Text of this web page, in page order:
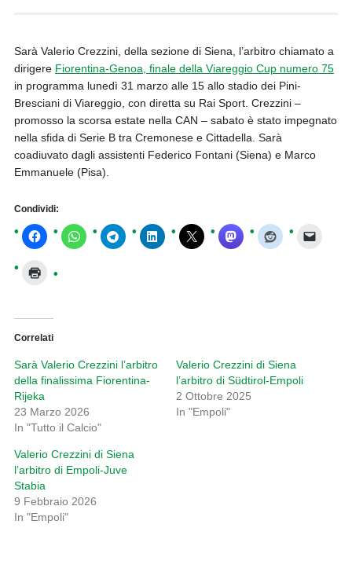
Sarà Valerio Crezzini, della sezione di Siena, l’arbitro chiamato a
dirigere Fiorentina-Genoa, finale della Viareggio Cup numero 75
in programma lunedì 31 marzo alle 15 allo stadio dei Pini-
Bresciani di Viareggio, con diretta su Rai Sport. Crezzini –
promosso la scorsa estate nella CAN – sabato è stato impegnato
nella sfida di Serie B tra Cremonese e Cittadella. Sarà
coadiuvato dagli assistenti Federico Fontani (Siena) e Marco
Emmanuele (Pisa).
Condividi:
Correlati
Sarà Valerio Crezzini l’arbitro
della finalissima Fiorentina-
Rijeka
23 Marzo 2026
In "Tutto il Calcio"
Valerio Crezzini di Siena
l’arbitro di Südtirol-Empoli
2 Ottobre 2025
In "Empoli"
Valerio Crezzini di Siena
l’arbitro di Empoli-Juve
Stabia
9 Febbraio 2026
In "Empoli"